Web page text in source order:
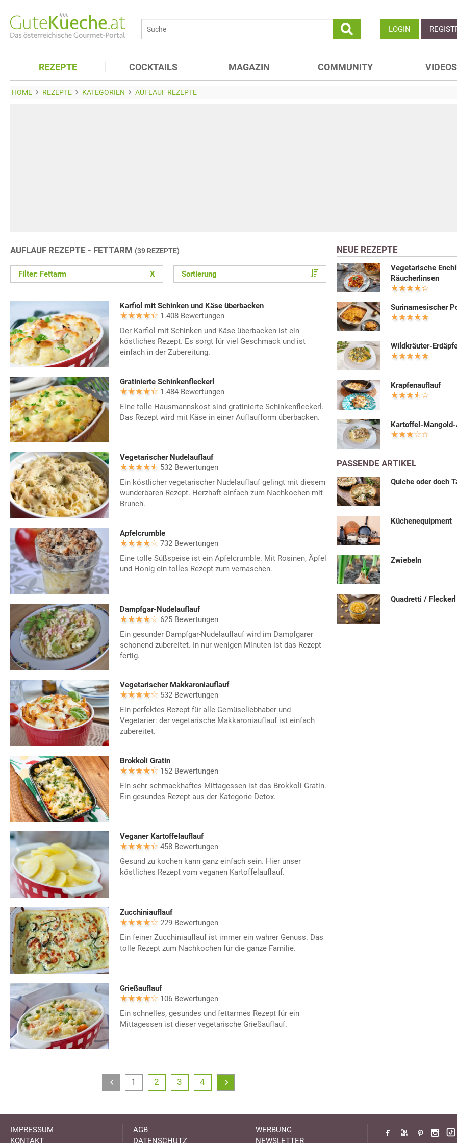
LOGIN
REZEPTE COCKTAILS MAGAZIN COMMUNITY VIDEOS
HOME REZEPTE KATEGORIEN AUFLAUF REZEPTE
AUFLAUF REZEPTE - FETTARM (39 REZEPTE)
Filter: Fettarm X Sortierung
Karfiol mit Schinken und Käse überbacken
1.408 Bewertungen
Der Karfiol mit Schinken und Käse überbacken ist ein
köstliches Rezept. Es sorgt für viel Geschmack und ist
einfach in der Zubereitung.
Gratinierte Schinkenfleckerl
1.484 Bewertungen
Eine tolle Hausmannskost sind gratinierte Schinkenfleckerl.
Das Rezept wird mit Käse in einer Auflaufform überbacken.
Vegetarischer Nudelauflauf
532 Bewertungen
Ein köstlicher vegetarischer Nudelauflauf gelingt mit diesem
wunderbaren Rezept. Herzhaft einfach zum Nachkochen mit
Brunch.
Apfelcrumble
732 Bewertungen
Eine tolle Süßspeise ist ein Apfelcrumble. Mit Rosinen, Äpfel
und Honig ein tolles Rezept zum vernaschen.
Dampfgar-Nudelauflauf
625 Bewertungen
Ein gesunder Dampfgar-Nudelauflauf wird im Dampfgarer
schonend zubereitet. In nur wenigen Minuten ist das Rezept
fertig.
Vegetarischer Makkaroniauflauf
532 Bewertungen
Ein perfektes Rezept für alle Gemüseliebhaber und
Vegetarier: der vegetarische Makkaroniauflauf ist einfach
zubereitet.
Brokkoli Gratin
152 Bewertungen
Ein sehr schmackhaftes Mittagessen ist das Brokkoli Gratin.
Ein gesundes Rezept aus der Kategorie Detox.
Veganer Kartoffelauflauf
458 Bewertungen
Gesund zu kochen kann ganz einfach sein. Hier unser
köstliches Rezept vom veganen Kartoffelauflauf.
Zucchiniauflauf
229 Bewertungen
Ein feiner Zucchiniauflauf ist immer ein wahrer Genuss. Das
tolle Rezept zum Nachkochen für die ganze Familie.
Grießauflauf
106 Bewertungen
Ein schnelles, gesundes und fettarmes Rezept für ein
Mittagessen ist dieser vegetarische Grießauflauf.
1 2 3 4
NEUE REZEPTE
Vegetarische
Räucherlinsen
Surinamesischer
Wildkräuter-
Krapfenauflauf
Kartoffel-
PASSENDE ARTIKEL
Quiche oder doch
Küchenequipment
Zwiebeln
Quadretti / Fleckerl
IMPRESSUM
KONTAKT
AGB
DATENSCHUTZ
WERBUNG
NEWSLETTER